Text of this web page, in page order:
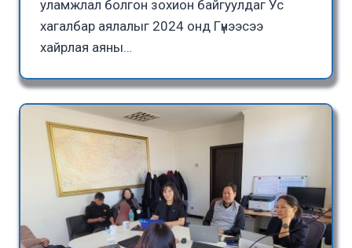
уламжлал болгон зохион байгуулдаг Ус
хагалбар аялалыг 2024 онд Гүнээсээ
хайрлая аяны…